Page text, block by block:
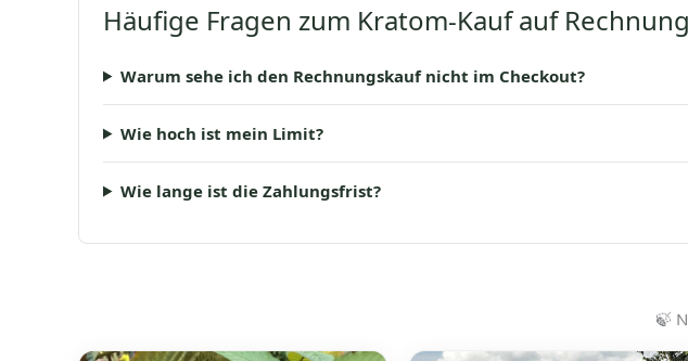
Häufige Fragen zum Kratom-Kauf auf Rechnung
Warum sehe ich den Rechnungskauf nicht im Checkout?
Wie hoch ist mein Limit?
Wie lange ist die Zahlungsfrist?
🍃